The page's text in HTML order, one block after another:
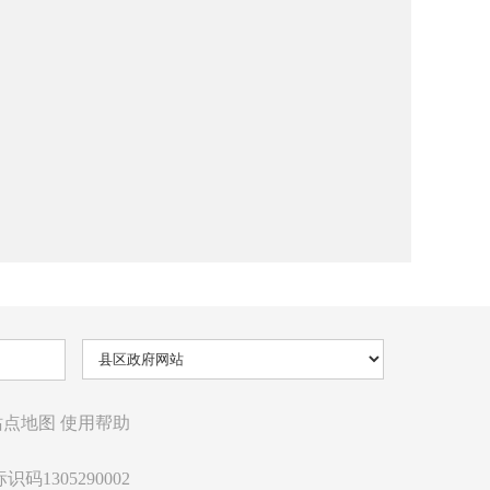
地图 使用帮助
识码1305290002